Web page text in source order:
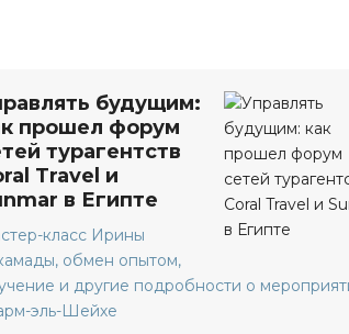
будущим:
прошел форум
турагентств
Travel и
в Египте
класс Ирины
обмен опытом,
и другие подробности о
эль-Шейхе